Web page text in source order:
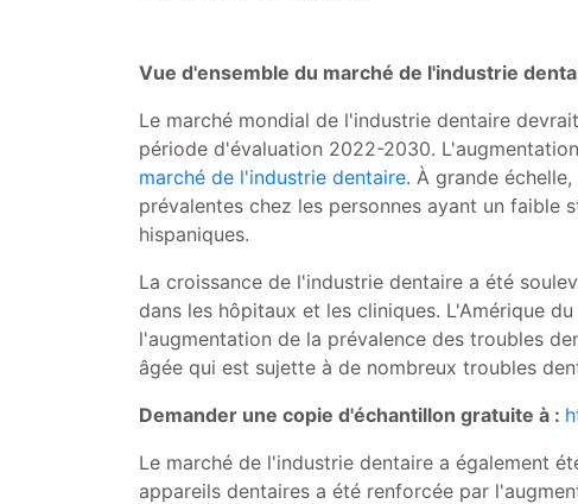
Vue d'ensemble du marché de l'industrie
Le marché mondial de l'industrie dentaire
période d'évaluation 2022-2030.
marché de l'industrie dentaire. À grande
prévalentes chez les personnes ayant un faible
hispaniques.
La croissance de l'industrie dentaire a été
dans les hôpitaux et les cliniques. L'Amérique
l'augmentation de la prévalence des troubles
âgée qui est sujette à de nombreux troubles
Demander une copie d'échantillon gratuite à :
Le marché de l'industrie dentaire a également
appareils dentaires a été renforcée par